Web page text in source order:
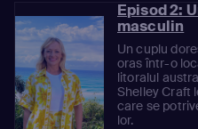
Episod 2:
masculin
Un cuplu
oras într-o
litoralul
Shelley Craft
care se
lor.